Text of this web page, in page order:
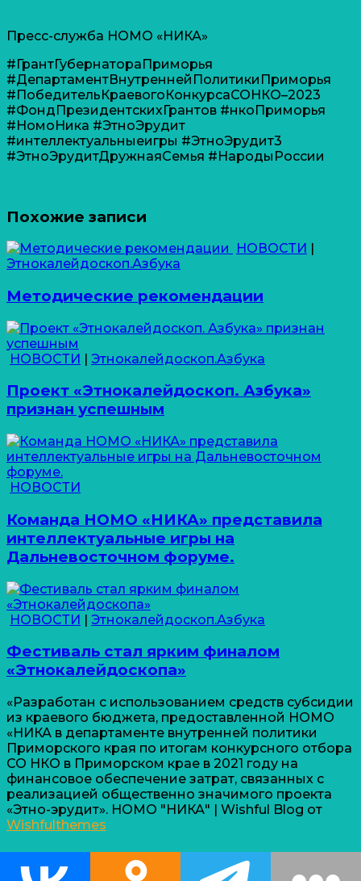
Пресс-служба НОМО «НИКА»
#ГрантГубернатораПриморья
#ДепартаментВнутреннейПолитикиПриморья
#ПобедительКраевогоКонкурсаСОНКО–2023
#ФондПрезидентскихГрантов #нкоПриморья
#НомоНика #ЭтноЭрудит
#интеллектуальныеигры #ЭтноЭрудит3
#ЭтноЭрудитДружнаяСемья #НародыРоссии
Похожие записи
НОВОСТИ
Этнокалейдоскоп.Азбука
Методические рекомендации
НОВОСТИ | Этнокалейдоскоп.Азбука
Проект «Этнокалейдоскоп. Азбука»
признан успешным
НОВОСТИ
Команда НОМО «НИКА» представила
интеллектуальные игры на
Дальневосточном форуме.
НОВОСТИ | Этнокалейдоскоп.Азбука
Фестиваль стал ярким финалом
«Этнокалейдоскопа»
«Разработан с использованием средств субсидии
из краевого бюджета, предоставленной НОМО
«НИКА в департаменте внутренней политики
Приморского края по итогам конкурсного отбора
СО НКО в Приморском крае в 2021 году на
финансовое обеспечение затрат, связанных с
реализацией общественно значимого проекта
«Этно-эрудит». НОМО "НИКА" | Wishful Blog от
Wishfulthemes